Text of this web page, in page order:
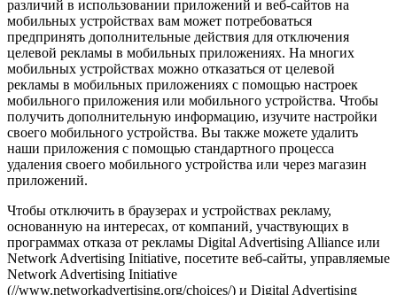
различий в использовании приложений и веб-сайтов на
мобильных устройствах вам может потребоваться
предпринять дополнительные действия для отключения
целевой рекламы в мобильных приложениях. На многих
мобильных устройствах можно отказаться от целевой
рекламы в мобильных приложениях с помощью настроек
мобильного приложения или мобильного устройства. Чтобы
получить дополнительную информацию, изучите настройки
своего мобильного устройства. Вы также можете удалить
наши приложения с помощью стандартного процесса
удаления своего мобильного устройства или через магазин
приложений.
Чтобы отключить в браузерах и устройствах рекламу,
основанную на интересах, от компаний, участвующих в
программах отказа от рекламы Digital Advertising Alliance или
Network Advertising Initiative, посетите веб-сайты, управляемые
Network Advertising Initiative
(//www.networkadvertising.org/choices/) и Digital Advertising